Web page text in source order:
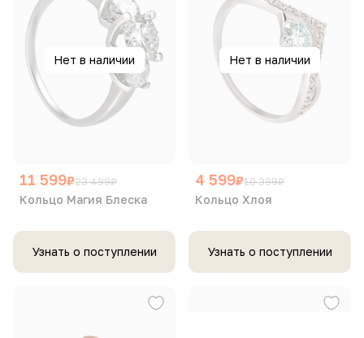
Нет в наличии
11 599₽23 499₽
Кольцо Магия Блеска
Узнать о поступлении
Нет в наличии
4 599₽10 399₽
Кольцо Хлоя
Узнать о поступлении